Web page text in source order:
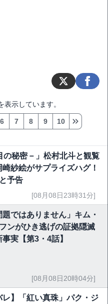
表示しています。
6 7 8 9 10
の秘密－」松村北斗と観覧
紗絵がサプライズハグ！
予告
[08月08日23時31分]
題ではありません」キム・
ンがひき逃げの証拠隠滅
実【第3・4話】
[08月08日20時04分]
レ】「紅い真珠」パク・ジ